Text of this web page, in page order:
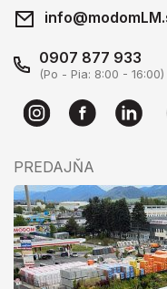
0907 877 933
(Po - Pia: 8:00 - 16:00)
PREDAJŇA